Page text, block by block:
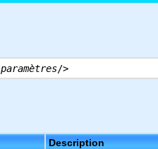
paramètres/>
Description